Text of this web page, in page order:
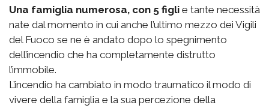
Una famiglia numerosa, con 5 figli e tante necessità
nate dal momento in cui anche l’ultimo mezzo dei Vigili
del Fuoco se ne è andato dopo lo spegnimento
dell’incendio che ha completamente distrutto
l’immobile.
L’incendio ha cambiato in modo traumatico il modo di
vivere della famiglia e la sua percezione della